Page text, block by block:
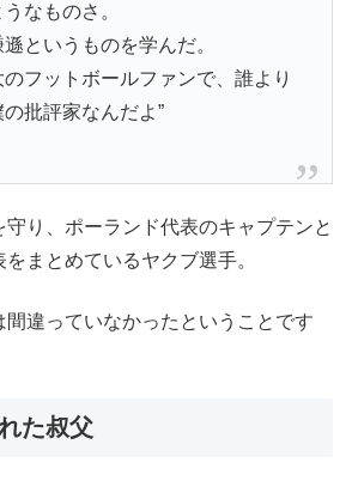
なものさ。
というものを学んだ。
フットボールファンで、誰より
批評家なんだよ”
り、ポーランド代表のキャプテンと
まとめているヤクブ選手。
間違っていなかったということです
た叔父